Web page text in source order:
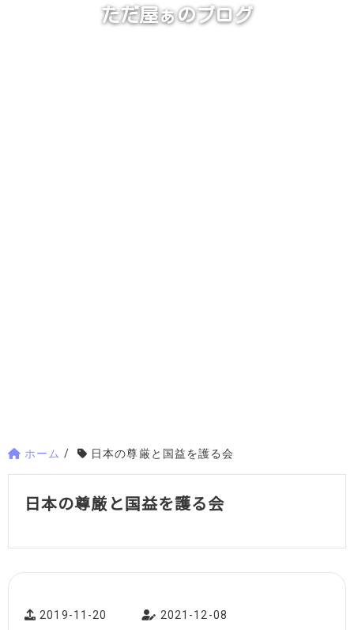
ただ屋ぁのブログ
ホーム / 日本の尊厳と国益を護る会
日本の尊厳と国益を護る会
2019-11-20 2021-12-08